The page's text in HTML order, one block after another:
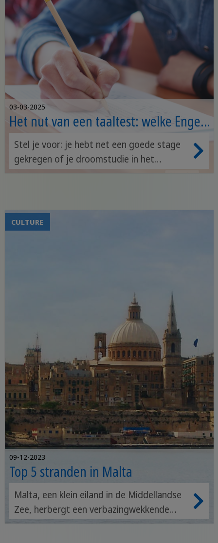
03-03-2025
Het nut van een taaltest: welke Engels
niveaus haal jij?
Stel je voor: je hebt net een goede stage
gekregen of je droomstudie in het
buitenland lijkt werkelijkheid te worden.
je die kansen misschien wel vergeten. Wat
nu?
CULTURE
09-12-2023
Top 5 stranden in Malta
Malta, een klein eiland in de Middellandse
Zee, herbergt een verbazingwekkende
verscheidenheid aan stranden die elke